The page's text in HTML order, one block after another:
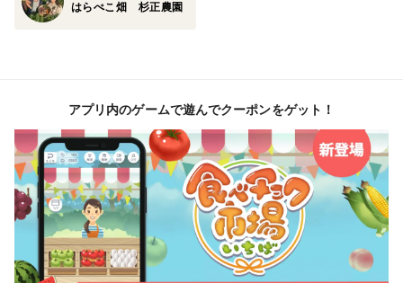
3分間茹でる（5分以上は茹でません）
▼栽培/生産方法、こだわり
【産地の特徴】
畑のすぐ近くに矢作川がながれており、キレイな水と近
くの海からは天然のミネラル成分を吸収でき「ミネラル
豊富な野菜」を作ることができます！
はらぺこ畑 杉正農園
アプリ内のゲームで遊んでクーポンをゲット！